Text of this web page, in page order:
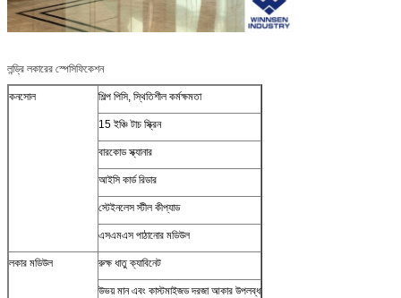
লন্ড্রি লকারের স্পেসিফিকেশন
কনসোল শিল্প পিসি, স্থিতিশীল কর্মক্ষমতা
15 ইঞ্চি টাচ স্ক্রিন
বারকোড স্ক্যানার
আইসি কার্ড রিডার
স্টেইনলেস স্টীল কীপ্যাড
এসএমএস পাঠানোর মডিউল
লকার মডিউল রুক্ষ ধাতু ক্যাবিনেট
উভয় মান এবং কাস্টমাইজড দরজা আকার উপলব্ধ